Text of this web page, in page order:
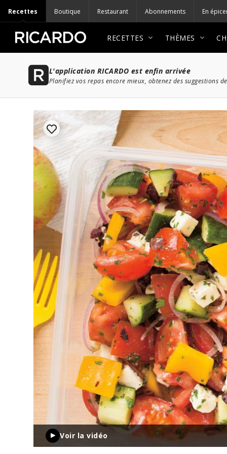
Recettes Boutique Restaurant Abonnements En
RECETTES THÈMES
L'application RICARDO est enfin arrivée
Planifiez vos repas encore mieux, obtenez des suggestions
Voir la vidéo